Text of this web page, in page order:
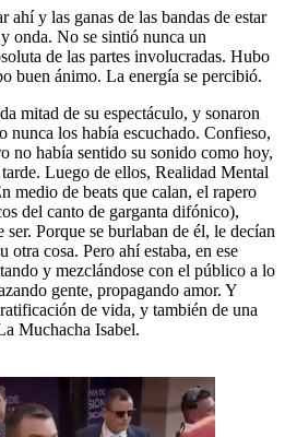
ahí y las ganas de las bandas de estar
onda. No se sintió nunca un
de las partes involucradas. Hubo
buen ánimo. La energía se percibió.
mitad de su espectáculo, y sonaron
nunca los había escuchado. Confieso,
no había sentido su sonido como hoy,
Luego de ellos, Realidad Mental
medio de beats que calan, el rapero
del canto de garganta difónico),
Porque se burlaban de él, le decían
otra cosa. Pero ahí estaba, en ese
y mezclándose con el público a lo
gente, propagando amor. Y
de vida, y también de una
Muchacha Isabel.